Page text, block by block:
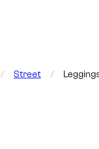
/ Street /